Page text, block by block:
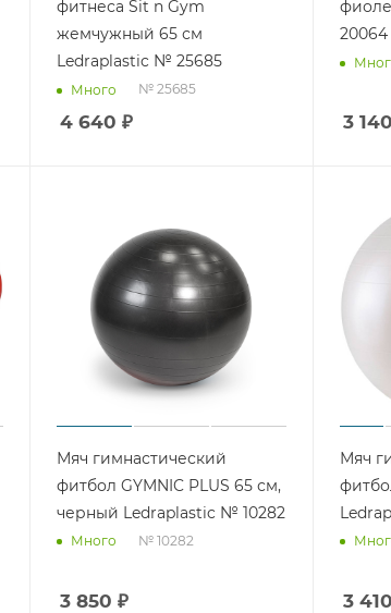
фитнеса Sit n Gym
жемчужный 65 см
Ledraplastic № 25685
Много № 25685
4 640 ₽
20064
3 140
Мяч гимнастический
фитбол GYMNIC PLUS 65 см,
черный Ledraplastic № 10282
Много № 10282
3 850 ₽
Мяч
3 410